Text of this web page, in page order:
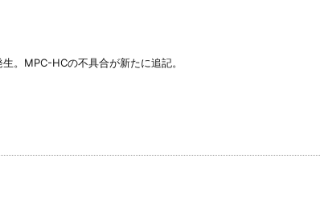
MPC-HCの不具合が新たに追記。